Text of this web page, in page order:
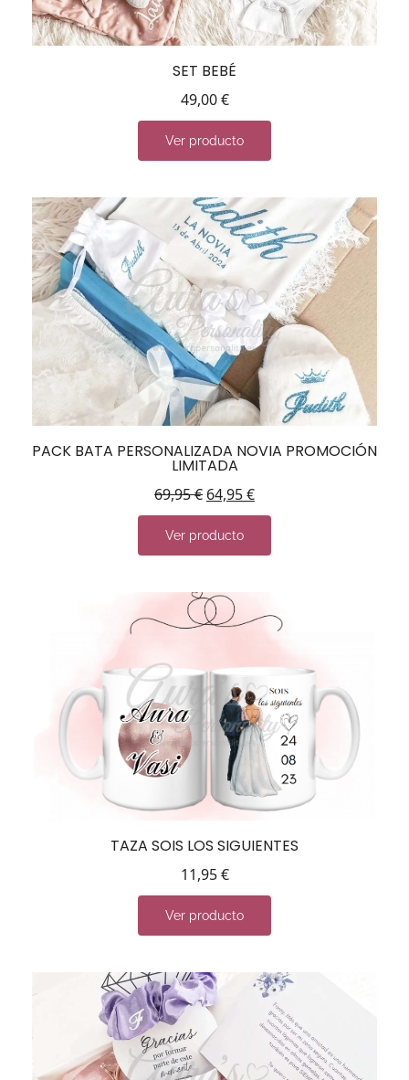
SET BEBÉ
49,00€
Ver producto
PACK BATA PERSONALIZADA NOVIA PROMOCIÓN
LIMITADA
69,95€ 64,95€
Ver producto
TAZA SOIS LOS SIGUIENTES
11,95€
Ver producto